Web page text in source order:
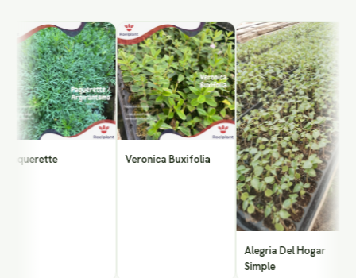
Veronica Buxifolia
Alegria Del Hogar
Simple